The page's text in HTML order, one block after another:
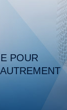
POUR